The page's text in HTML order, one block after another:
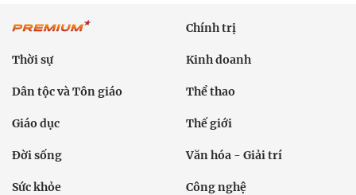
Chính trị
Thời sự Kinh doanh
Dân tộc và Tôn giáo Thể thao
Giáo dục Thế giới
Đời sống Văn hóa - Giải trí
Sức khỏe Công nghệ